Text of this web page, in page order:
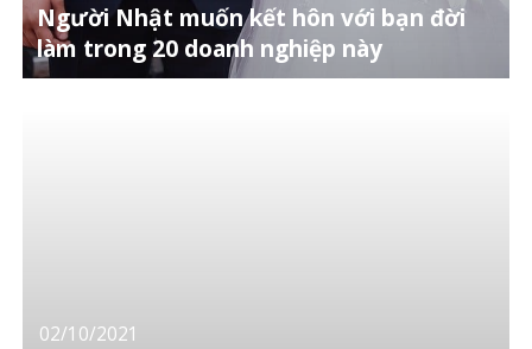
Người Nhật muốn kết hôn với bạn đời
làm trong 20 doanh nghiệp này
02/10/2021